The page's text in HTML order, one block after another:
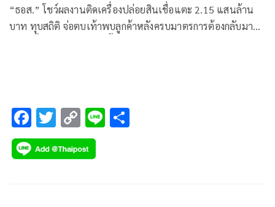
“ธอส.” โชว์ผลงานติดเครื่องปล่อยสินเชื่อแตะ 2.15 แสนล้าน
บาท ทุบสถิติ จ่อตบเท้าพบลูกค้าหลังครบมาตรการต้องกลับมา
F
ac
e
T
wi
tt
C
o
p
Li